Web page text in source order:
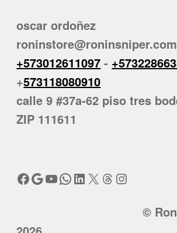
oscar ordoñez
+573012611097 -
+573118080910
calle 9 #37a-62 piso tres
ZIP 111611
Facebook
Google
YouTube
WhatsApp
LinkedIn
X Threads
Instagram
©